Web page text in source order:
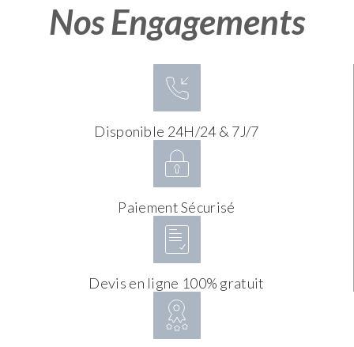
Nos Engagements
Disponible 24H/24 & 7J/7
Paiement Sécurisé
Devis en ligne 100% gratuit